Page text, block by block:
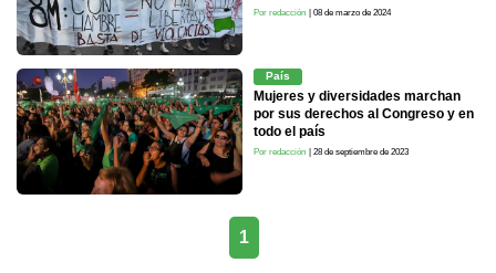
Por redacción | 08 de marzo de 2024
País
Mujeres y diversidades marchan
por sus derechos al Congreso y en
todo el país
Por redacción | 28 de septiembre de 2023
1